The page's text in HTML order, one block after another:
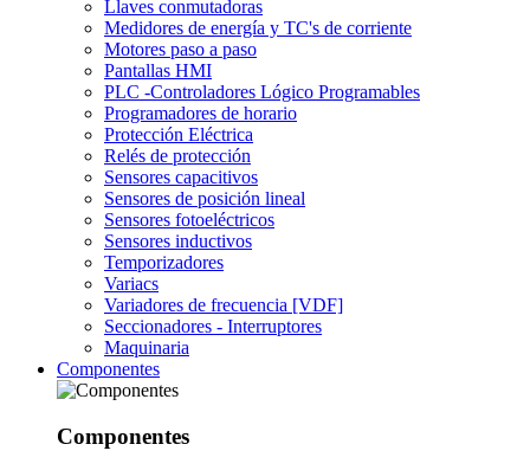
Llaves conmutadoras
Medidores de energía y TC's de corriente
Motores paso a paso
Pantallas HMI
PLC -Controladores Lógico Programables
Programadores de horario
Protección Eléctrica
Relés de protección
Sensores capacitivos
Sensores de posición lineal
Sensores fotoeléctricos
Sensores inductivos
Temporizadores
Variacs
Variadores de frecuencia [VDF]
Seccionadores - Interruptores
Maquinaria
Componentes
Componentes